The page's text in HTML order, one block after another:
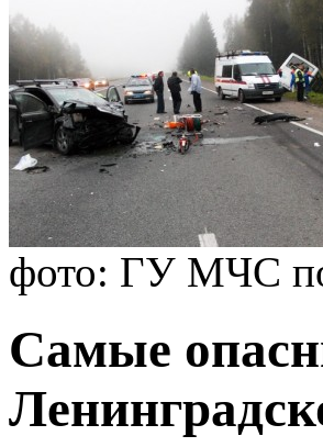
фото: ГУ МЧС
Самые